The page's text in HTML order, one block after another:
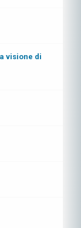
visione di